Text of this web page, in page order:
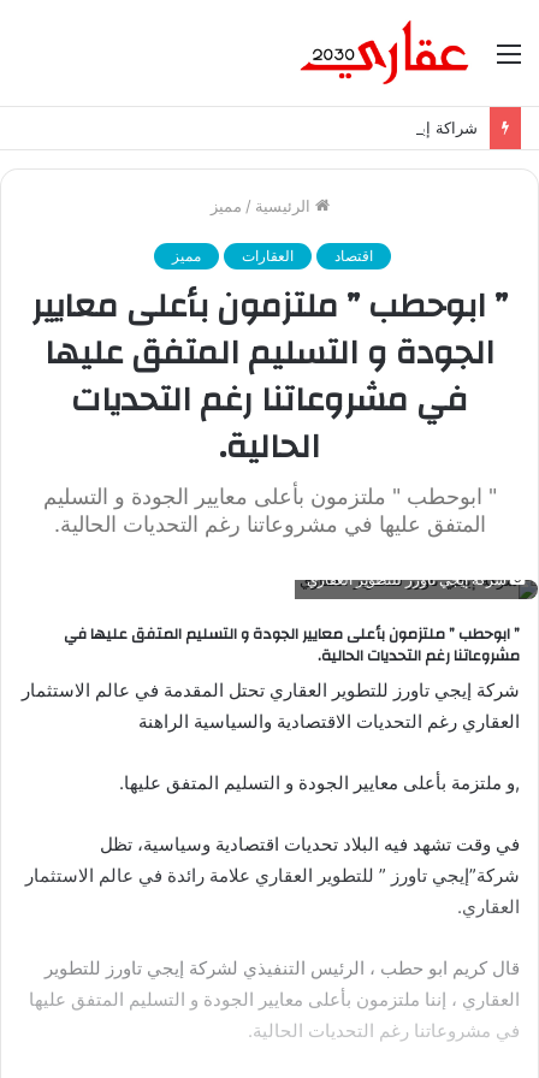
القائمة
شراكة إيجي تاورز مع بلدينا.. قيمة مضافة تعزز نجاح المشروعات
الرئيسية / مميز
اقتصاد العقارات مميز
” ابوحطب ” ملتزمون بأعلى معايير
الجودة و التسليم المتفق عليها
في مشروعاتنا رغم التحديات
الحالية.
" ابوحطب " ملتزمون بأعلى معايير الجودة و التسليم
المتفق عليها في مشروعاتنا رغم التحديات الحالية.
شركة إيجي تاورز للتطوير العقاري
” ابوحطب ” ملتزمون بأعلى معايير الجودة و التسليم المتفق عليها في
مشروعاتنا رغم التحديات الحالية.
شركة إيجي تاورز للتطوير العقاري تحتل المقدمة في عالم الاستثمار
العقاري رغم التحديات الاقتصادية والسياسية الراهنة
,و ملتزمة بأعلى معايير الجودة و التسليم المتفق عليها.
في وقت تشهد فيه البلاد تحديات اقتصادية وسياسية، تظل
شركة”إيجي تاورز ” للتطوير العقاري علامة رائدة في عالم الاستثمار
العقاري.
قال كريم ابو حطب ، الرئيس التنفيذي لشركة إيجي تاورز للتطوير
العقاري ، إننا ملتزمون بأعلى معايير الجودة و التسليم المتفق عليها
في مشروعاتنا رغم التحديات الحالية.